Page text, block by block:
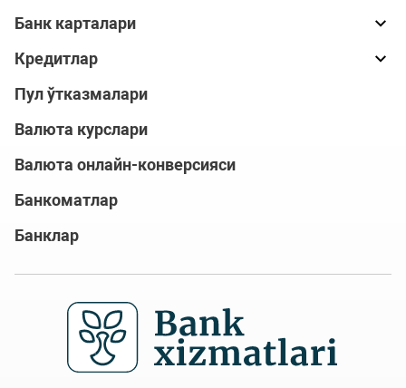
Банк карталари
Кредитлар
Пул ўтказмалари
Валюта курслари
Валюта онлайн-конверсияси
Банкоматлар
Банклар